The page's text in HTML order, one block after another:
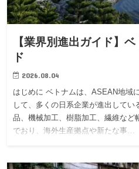
【業界別進出ガイド】
ド
2026.08.04
はじめに ベトナムは、ASEAN地域
して、多くの日系企業が進出して
品、機械加工、樹脂加工、繊維など
でおり、海外生産拠点や新たな事…